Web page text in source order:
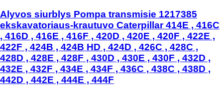
Alyvos siurblys Pompa transmisie 1217385
ekskavatoriaus-krautuvo Caterpillar 414E , 416C
, 416D , 416E , 416F , 420D , 420E , 420F , 422E ,
422F , 424B , 424B HD , 424D , 426C , 428C ,
428D , 428E , 428F , 430D , 430E , 430F , 432D ,
432E , 432F , 434E , 434F , 436C , 438C , 438D ,
442D , 442E , 444E , 444F